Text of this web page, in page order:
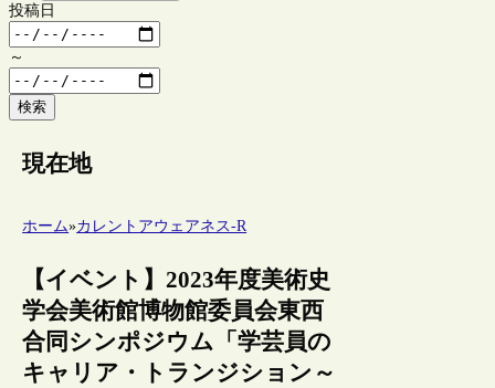
投稿日
～
検索
現在地
ホーム»カレントアウェアネス-R
【イベント】2023年度美術史
学会美術館博物館委員会東西
合同シンポジウム「学芸員の
キャリア・トランジション～